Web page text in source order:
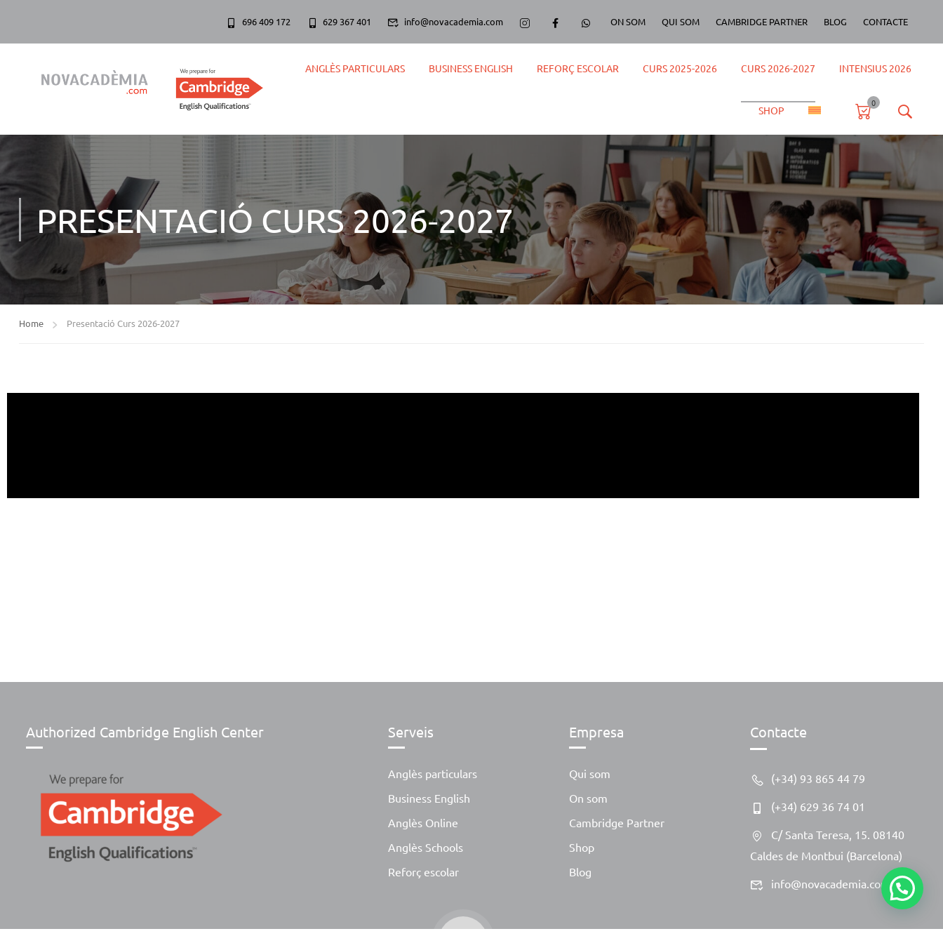
696 409 172 629 367 401 info@novacademia.com ON SOM QUI SOM CAMBRIDGE PARTNER BLOG CONTACTE
ANGLÈS PARTICULARS BUSINESS ENGLISH REFORÇ ESCOLAR CURS 2025-2026 CURS 2026-2027 INTENSIUS 2026
SHOP
0
PRESENTACIÓ CURS 2026-2027
Home Presentació Curs 2026-2027
Authorized Cambridge English Center Serveis
Anglès particulars
Business English
Anglès Online
Anglès Schools
Reforç escolar
Empresa
Qui som
On som
Cambridge Partner
Shop
Blog
Contacte
(+34) 93 865 44 79
(+34) 629 36 74 01
C/ Santa Teresa, 15. 08140
Caldes de Montbui (Barcelona)
info@novacademia.com